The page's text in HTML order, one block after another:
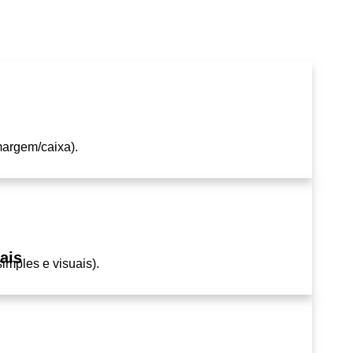
caixa).
e visuais).